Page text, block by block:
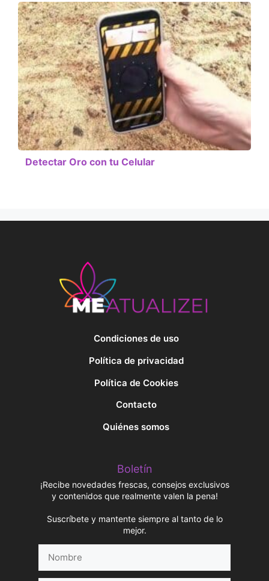
Detectar Oro con tu Celular
Condiciones de uso
Política de privacidad
Política de Cookies
Contacto
Quiénes somos
Boletín
¡Recibe novedades frescas, consejos exclusivos
y contenidos que realmente valen la pena!
Suscríbete y mantente siempre al tanto de lo
mejor.